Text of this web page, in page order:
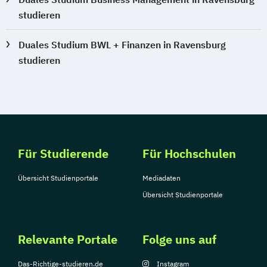
studieren
Duales Studium BWL + Finanzen in Ravensburg
studieren
Für Studierende
Übersicht Studienportale
Für Hochschulen
Mediadaten
Übersicht Studienportale
Relevante Portale
Das-Richtige-studieren.de
Folge uns auf
Instagram